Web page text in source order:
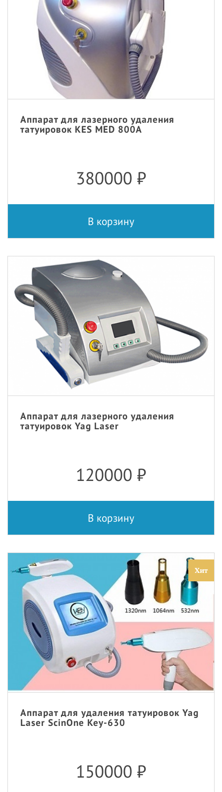
Аппарат для лазерного удаления
татуировок KES MED 800A
380000 ₽
В корзину
Аппарат для лазерного удаления
татуировок Yag Laser
120000 ₽
В корзину
Хит
Аппарат для удаления татуировок Yag
Laser ScinOne Key-630
150000 ₽